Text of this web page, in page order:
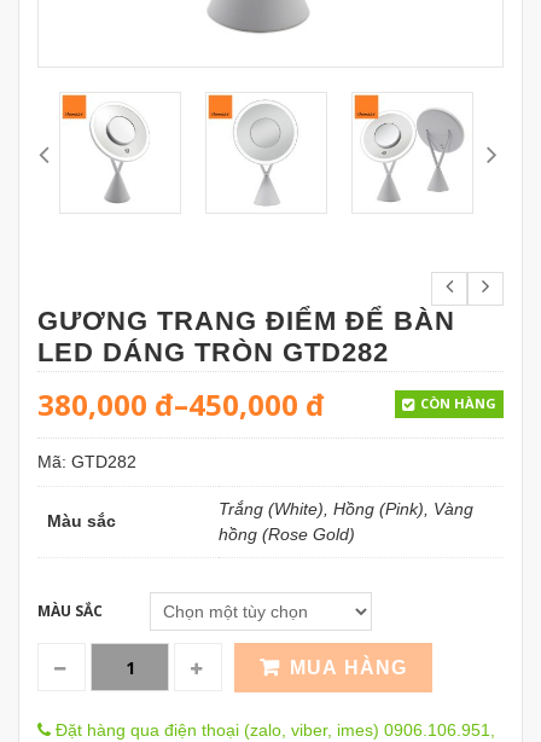
GƯƠNG TRANG ĐIỂM ĐỂ BÀN
LED DÁNG TRÒN GTD282
380,000 đ–450,000 đ CÒN HÀNG
Mã: GTD282
Màu sắc
Trắng (White), Hồng (Pink), Vàng
hồng (Rose Gold)
MÀU SẮC
MUA HÀNG
Đặt hàng qua điện thoại (zalo, viber, imes) 0906.106.951,